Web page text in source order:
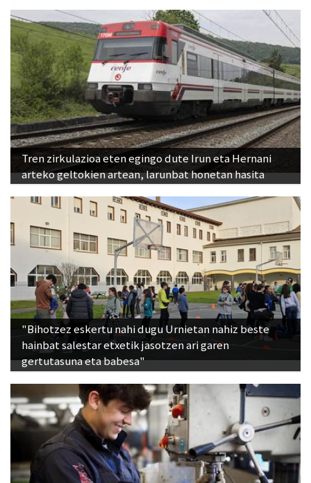
Tren zirkulazioa eten egingo dute Irun eta Hernani
arteko geltokien artean, larunbat honetan hasita
"Bihotzez eskertu nahi dugu Urnietan nahiz beste
hainbat salestar etxetik jasotzen ari garen
gertutasuna eta babesa"